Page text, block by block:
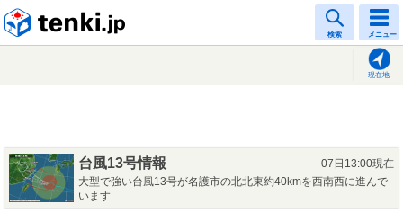
検索 メニュー
現在地
台風13号情報
07日13:00現在
大型で強い台風13号が名護市の北北東約40kmを西南西に進んで
います